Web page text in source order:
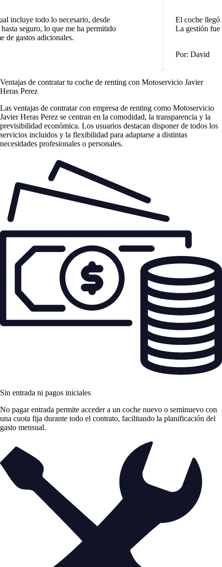
incluye todo lo necesario, desde
seguro, lo que me ha permitido
de gastos adicionales.
El coche llegó
La gestión fue
Por: David
Ventajas de contratar tu coche de renting con Motoservicio Javier
Heras Perez
Las ventajas de contratar con empresa de renting como Motoservicio
Javier Heras Perez se centran en la comodidad, la transparencia y la
previsibilidad económica. Los usuarios destacan disponer de todos los
servicios incluidos y la flexibilidad para adaptarse a distintas
necesidades profesionales o personales.
Sin entrada ni pagos iniciales
No pagar entrada permite acceder a un coche nuevo o seminuevo con
una cuota fija durante todo el contrato, facilitando la planificación del
gasto mensual.